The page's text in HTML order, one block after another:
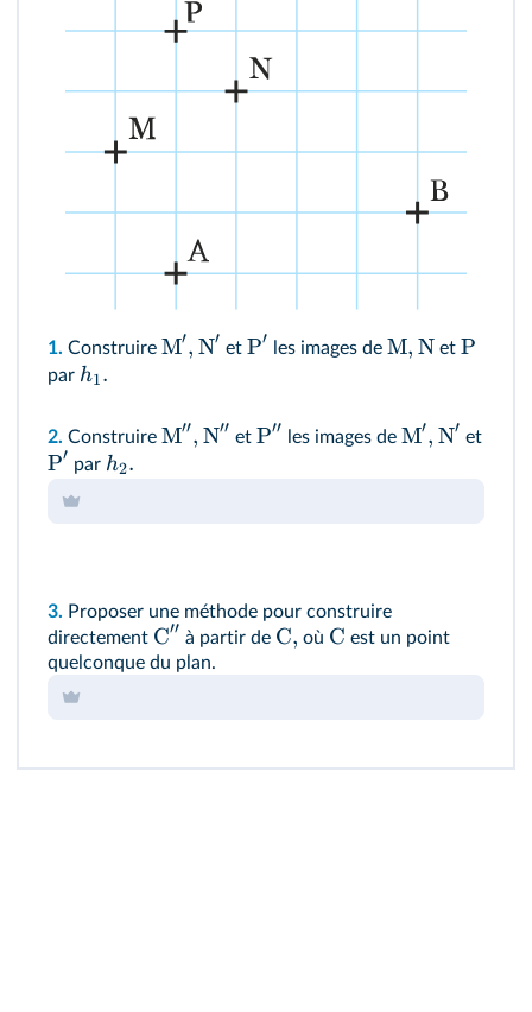
1. Construire M′, N′ et P′ les images de M, N et P
par h1.
2. Construire M′′, N′′ et P′′ les images de M′, N′ et
P′ par h2.
3. Proposer une méthode pour construire
directement C′′ à partir de C, où C est un point
quelconque du plan.